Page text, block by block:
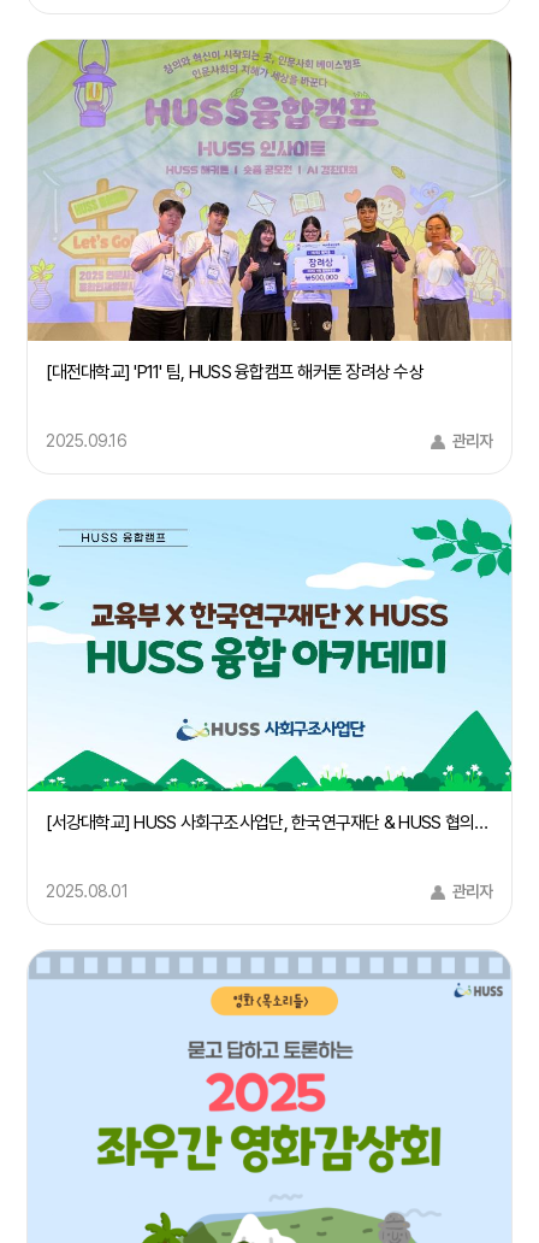
[대전대학교] 'P11' 팀, HUSS 융합캠프 해커톤 장려상 수상
2025.09.16 관리자
[서강대학교] HUSS 사회구조사업단, 한국연구재단 & HUSS 협의회 주관 "HUSS 융합 아카데미 IN 경주" 사회구조 컨소시엄 주관대학 서강대학교 참여
2025.08.01 관리자